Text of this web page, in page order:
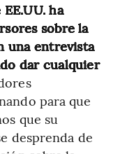
ha
sobre la
una entrevista
dar cualquier
para que
que su
desprenda de